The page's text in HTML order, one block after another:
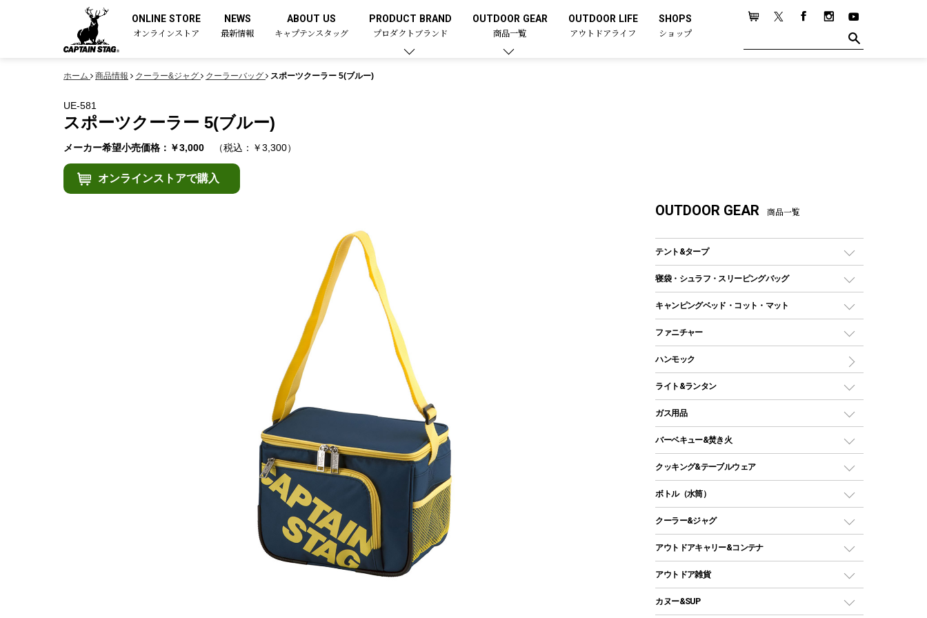
ONLINE STORE
オンラインストア
NEWS
最新情報
ABOUT US
キャプテンスタッグ
PRODUCT BRAND
プロダクトブランド
OUTDOOR GEAR
商品一覧
OUTDOOR LIFE
アウトドアライフ
SHOPS
ショップ
ホーム 商品情報 クーラー&ジャグ クーラーバッグ スポーツクーラー 5(ブルー)
UE-581
スポーツクーラー 5(ブルー)
メーカー希望小売価格：￥3,000 （税込：￥3,300）
オンラインストアで購入
OUTDOOR GEAR 商品一覧
テント&タープ
テント
ツールームテント
ワンポールテント
シェルターテント
ロッジ型・オリジナルテント
タープ
スクエアタープ（レクタタープ）
メッシュタープ
自立式タープ
パラソル
テントアクセサリー
ペグ
寝袋・シュラフ・スリーピングバッグ
レクタングラー型（封筒型）シュラフ
インナーシュラフ
キャンピングベッド・コット・マット
キャンピングベッド・コット
インフレータブルマット
ファニチャー
アウトドアテーブル
レジャーシート
ハンモック
ライト&ランタン
LEDランタン
ガスランタン
オイルランタン
LEDライト
ヘッドライト
キャンドル
ガス用品
ガスバーナー
ガス缶
ガストーチ、ライター
バーベキュー&焚き火
バーベキューコンロ、グリル
焚き火台タイプ（ロースタイル）グリル
卓上タイプグリル
パーティータイプグリル
鉄板、アミ
クッキング&テーブルウェア
ダッチオーブン
ホットサンドメーカー
クッカーセット
シェラカップ
ボトル（水筒）
ステンレスボトル
コップ付きタイプ
ワンタッチタイプ
プラスチックボトル
クーラー&ジャグ
クーラーボックス
クーラーバッグ
ウォータージャグ
アウトドアキャリー&コンテナ
アウトドアキャリー
アウトドア雑貨
バックパック&バッグ
カヌー&SUP